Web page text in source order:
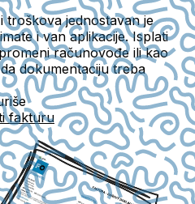
troškova jednostavan je
i van aplikacije. Isplati
računovođe ili kao
dokumentaciju treba
fakturu